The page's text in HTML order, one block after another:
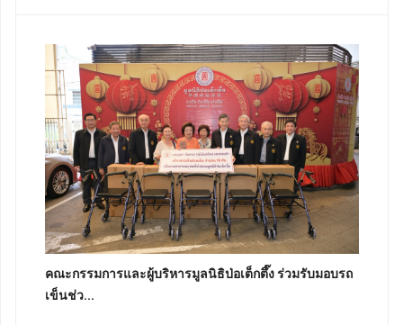
คณะกรรมการและผู้บริหารมูลนิธิป่อเต็กตึ๊ง ร่วมรับมอบรถ
เข็นช่ว...